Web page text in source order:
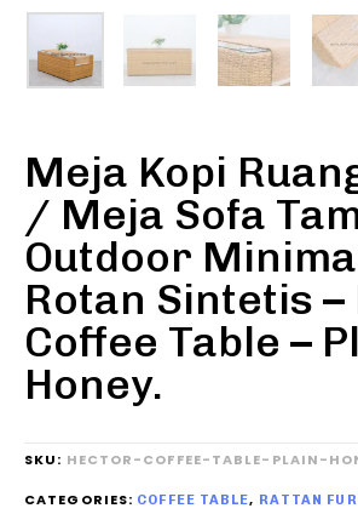
Meja Kopi
/ Meja Sofa
Outdoor
Rotan Sintetis
Coffee Table –
Honey.
SKU: HECTOR-COFFEE-TABLE-PLAIN-
CATEGORIES: COFFEE TABLE, RATTAN